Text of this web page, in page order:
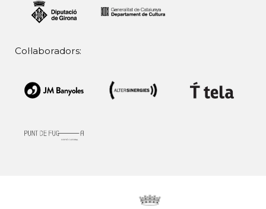
Col·laboradors: